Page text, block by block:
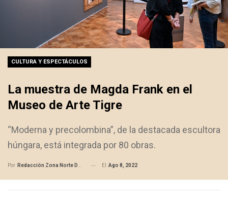
CULTURA Y ESPECTÁCULOS
La muestra de Magda Frank en el
Museo de Arte Tigre
“Moderna y precolombina”, de la destacada escultora
húngara, está integrada por 80 obras.
Por Redacción Zona Norte Daily El Ago 8, 2022